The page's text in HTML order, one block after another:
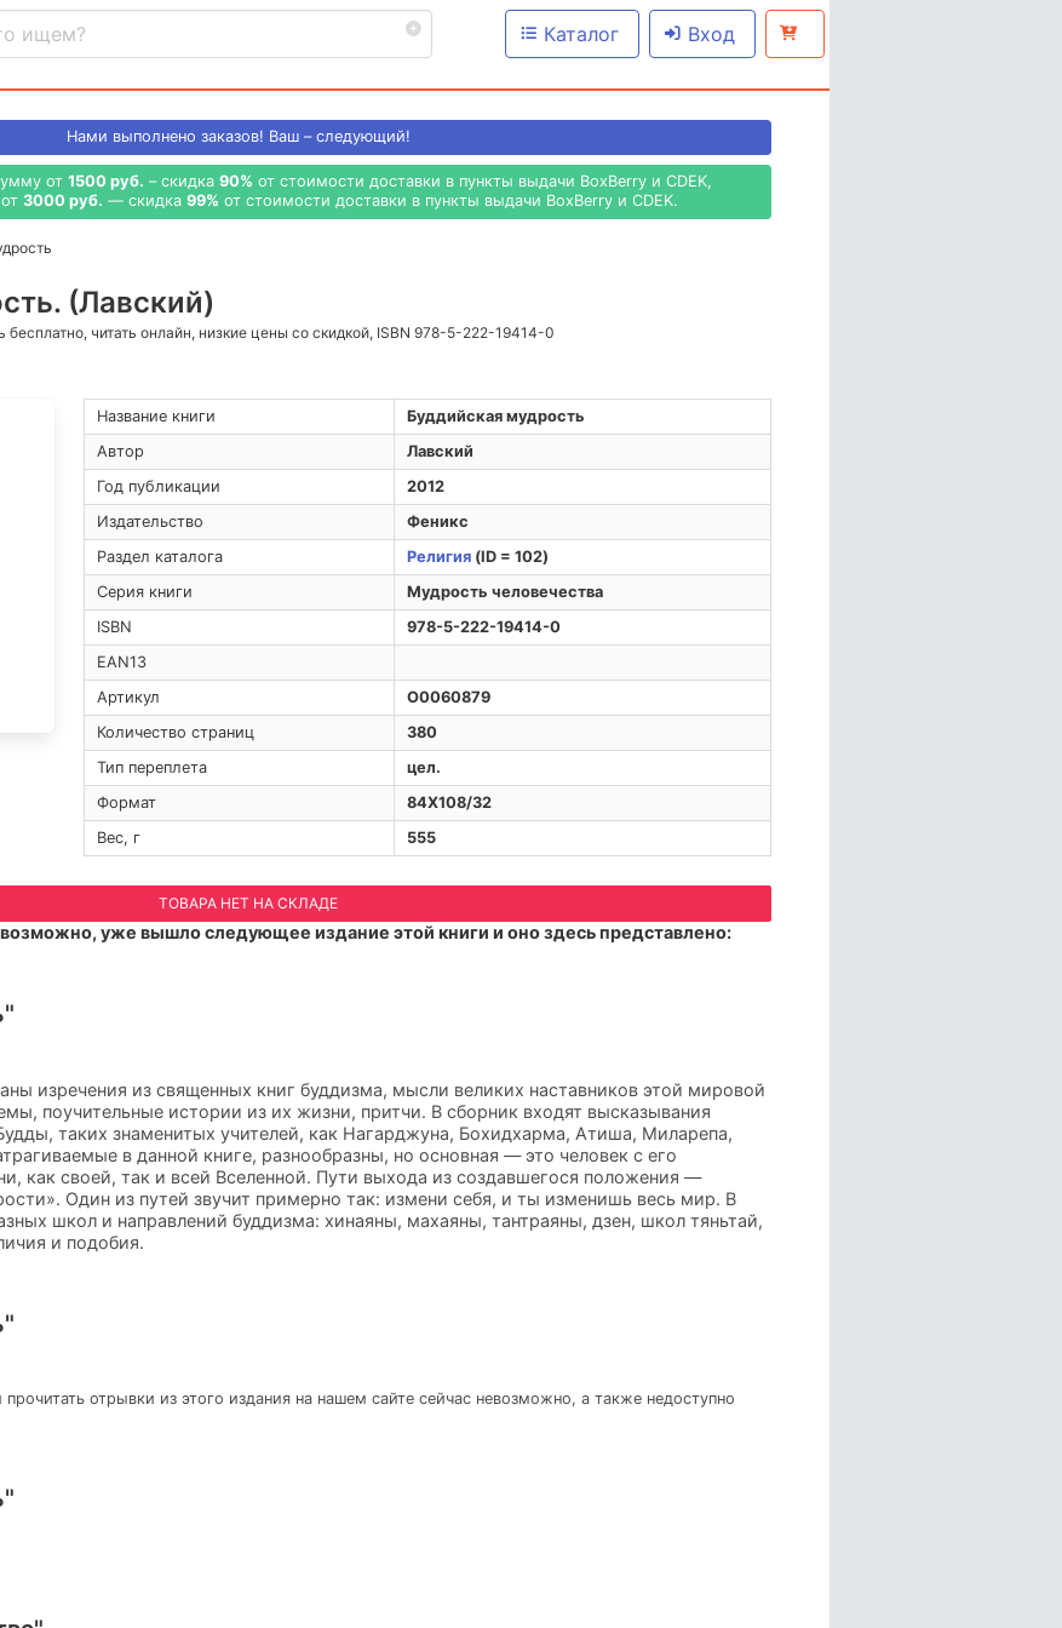
Каталог Вход
Нами выполнено заказов! Ваш – следующий!
от 1500 руб. – скидка 90% от стоимости доставки в пункты выдачи BoxBerry и CDEK,
3000 руб. — скидка 99% от стоимости доставки в пункты выдачи BoxBerry и CDEK.
(Лавский)
бесплатно, читать онлайн, низкие цены со скидкой, ISBN 978-5-222-19414-0
Название книги
Буддийская мудрость
Автор
Лавский
Год публикации
2012
Издательство
Феникс
Раздел каталога
Религия(ID = 102)
Серия книги
Мудрость человечества
ISBN
978-5-222-19414-0
EAN13
Артикул
O0060879
Количество страниц
380
Тип переплета
цел.
Формат
84Х108/32
Вес, г
555
ТОВАРА НЕТ НА СКЛАДЕ
уже вышло следующее издание этой книги и оно здесь представлено:
изречения из священных книг буддизма, мысли великих наставников этой мировой
поучительные истории из их жизни, притчи. В сборник входят высказывания
таких знаменитых учителей, как Нагарджуна, Бохидхарма, Атиша, Миларепа,
в данной книге, разнообразны, но основная — это человек с его
как своей, так и всей Вселенной. Пути выхода из создавшегося положения —
Один из путей звучит примерно так: измени себя, и ты изменишь весь мир. В
школ и направлений буддизма: хинаяны, махаяны, тантраяны, дзен, школ тяньтай,
и подобия.
отрывки из этого издания на нашем сайте сейчас невозможно, а также недоступно